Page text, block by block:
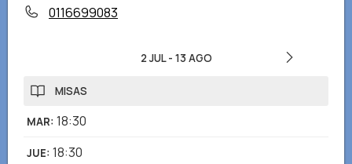
0116699083
2 JUL- 13 AGO
MISAS
MAR: 18:30
JUE: 18:30